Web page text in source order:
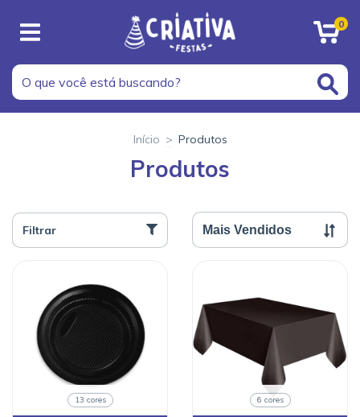
0
Início > Produtos
Produtos
Filtrar
13 cores 6 cores